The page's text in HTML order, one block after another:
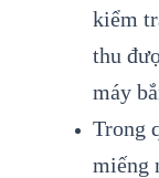
kiểm
thu
máy
Trong
miếng